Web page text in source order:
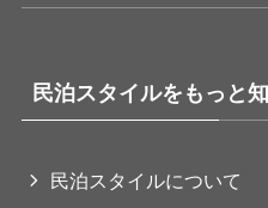
民泊スタイルをもっと
民泊スタイルについて